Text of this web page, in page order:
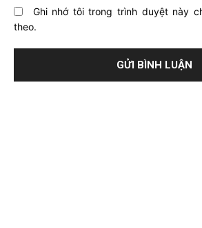
Ghi nhớ tôi trong trình duyệt này
theo.